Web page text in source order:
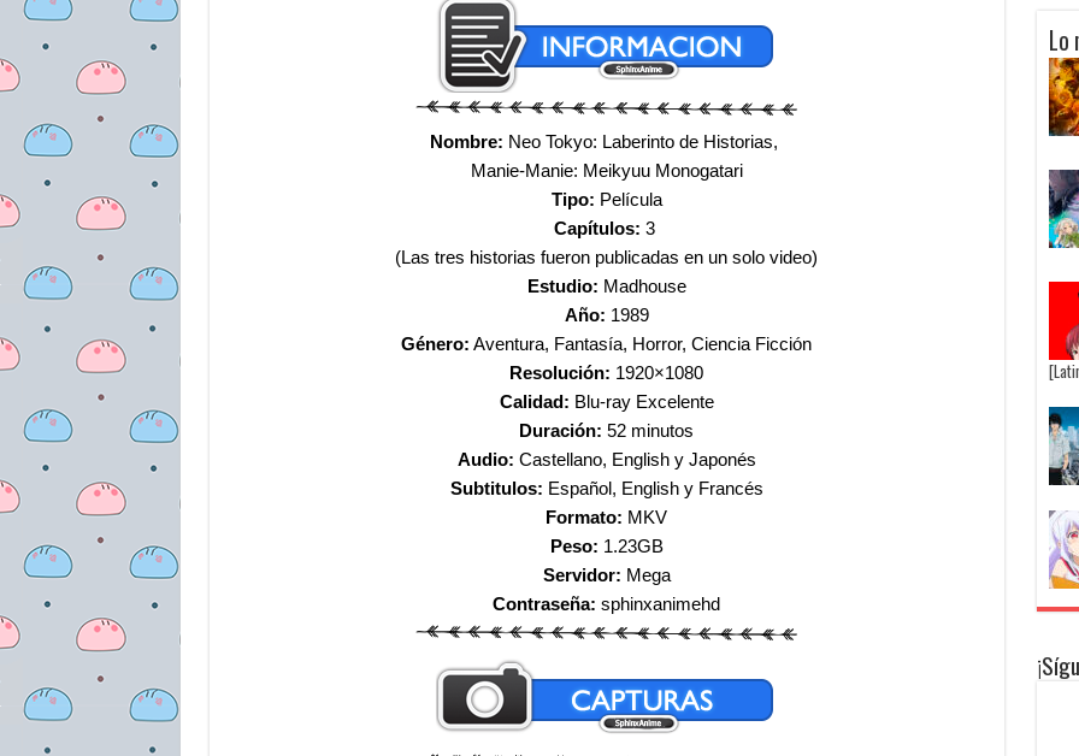
Nombre: Neo Tokyo: Laberinto de Historias,
Manie-Manie: Meikyuu Monogatari
Tipo: Película
Capítulos: 3
(Las tres historias fueron publicadas en un solo video)
Estudio: Madhouse
Año: 1989
Género: Aventura, Fantasía, Horror, Ciencia Ficción
Resolución: 1920×1080
Calidad: Blu-ray Excelente
Duración: 52 minutos
Audio: Castellano, English y Japonés
Subtitulos: Español, English y Francés
Formato: MKV
Peso: 1.23GB
Servidor: Mega
Contraseña: sphinxanimehd
Lo